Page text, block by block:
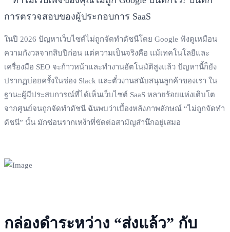
ในปี 2026 ปัญหาเว็บไซต์ไม่ถูกจัดทำดัชนีโดย Google ฟังดูเหมือน
ความกังวลจากสิบปีก่อน แต่ความเป็นจริงคือ แม้เทคโนโลยีและ
เครื่องมือ SEO จะก้าวหน้าและทำงานอัตโนมัติสูงแล้ว ปัญหานี้ก็ยัง
ปรากฏบ่อยครั้งในช่อง Slack และตั๋วงานสนับสนุนลูกค้าของเรา ใน
ฐานะผู้มีประสบการณ์ที่ได้เห็นเว็บไซต์ SaaS หลายร้อยแห่งเติบโต
จากศูนย์จนถูกจัดทำดัชนี ฉันพบว่าเบื้องหลังภาพลักษณ์ “ไม่ถูกจัดทำ
ดัชนี” นั้น มักซ่อนรากเหง้าที่ขัดต่อสามัญสำนึกอยู่เสมอ
กล่องดำระหว่าง “ส่งแล้ว” กับ